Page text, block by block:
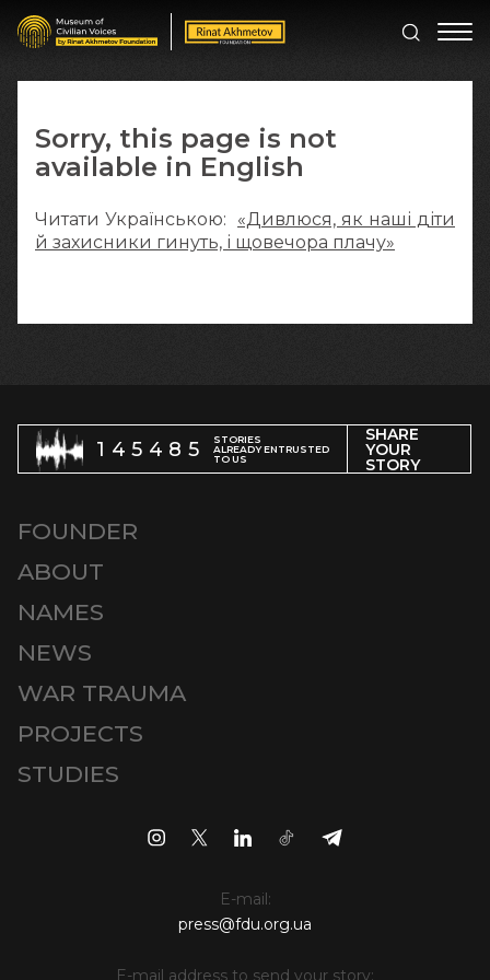
Sorry, this page is not
available in English
Читати Українською: «Дивлюся, як наші діти
й захисники гинуть, і щовечора плачу»
145485
STORIES
ALREADY ENTRUSTED
TO US
SHARE
YOUR
STORY
FOUNDER
ABOUT
NAMES
NEWS
WAR TRAUMA
PROJECTS
STUDIES
E-mail:
press@fdu.org.ua